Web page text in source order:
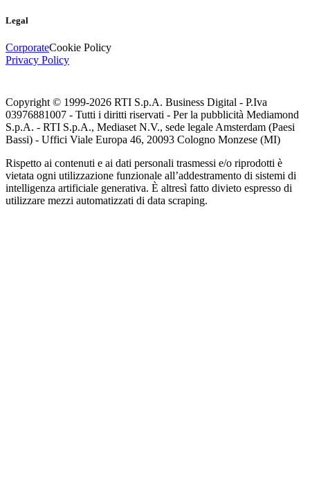
Legal
CorporateCookie Policy
Privacy Policy
Copyright © 1999-2026 RTI S.p.A. Business Digital - P.Iva
03976881007 - Tutti i diritti riservati - Per la pubblicità Mediamond
S.p.A. - RTI S.p.A., Mediaset N.V., sede legale Amsterdam (Paesi
Bassi) - Uffici Viale Europa 46, 20093 Cologno Monzese (MI)
Rispetto ai contenuti e ai dati personali trasmessi e/o riprodotti è
vietata ogni utilizzazione funzionale all’addestramento di sistemi di
intelligenza artificiale generativa. È altresì fatto divieto espresso di
utilizzare mezzi automatizzati di data scraping.